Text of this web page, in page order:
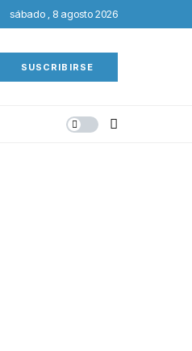
sábado , 8 agosto 2026
SUSCRIBIRSE